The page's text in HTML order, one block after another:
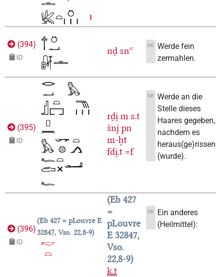
(394)
ID
nḏ snꜥꜥ DE Werde fein
zermahlen.
(395)
ID
rḏi̯ m s.t
šnj pn
m-ḫt
fdi̯.t =f
DE Werde an die
Stelle dieses
Haares gegeben,
nachdem es
heraus(ge)rissen
(wurde).
(396)
ID
Eb 427 = pLouvre E
32847, Vso. 22,8-9
Eb 427
=
pLouvre
E 32847,
Vso.
22,8-9
k.t
DE
Ein anderes
(Heilmittel):